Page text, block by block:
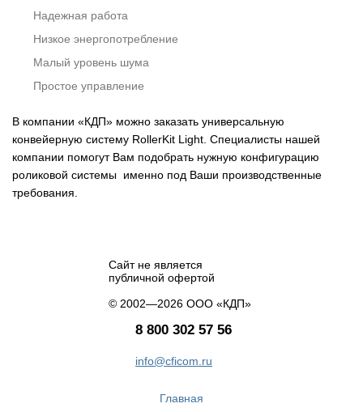
Надежная работа
Низкое энергопотребление
Малый уровень шума
Простое управление
В компании «КДП» можно заказать универсальную
конвейерную систему RollerKit Light. Специалисты нашей
компании помогут Вам подобрать нужную конфигурацию
роликовой системы именно под Ваши производственные
требования.
Сайт не является
публичной офертой
© 2002—2026 ООО «КДП»
8 800 302 57 56
info@cficom.ru
Главная